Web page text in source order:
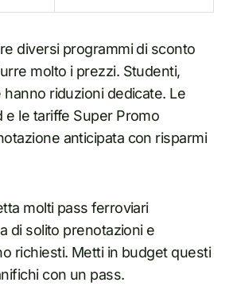
diversi programmi di sconto
molto i prezzi. Studenti,
hanno riduzioni dedicate. Le
le tariffe Super Promo
anticipata con risparmi
molti pass ferroviari
di solito prenotazioni e
richiesti. Metti in budget questi
con un pass.